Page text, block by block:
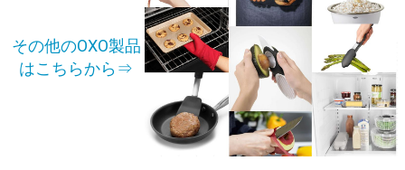
その他のOXO製品
はこちらから⇒